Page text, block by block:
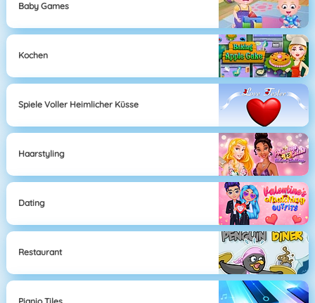
Baby Games
Kochen
Spiele Voller Heimlicher Küsse
Haarstyling
Dating
Restaurant